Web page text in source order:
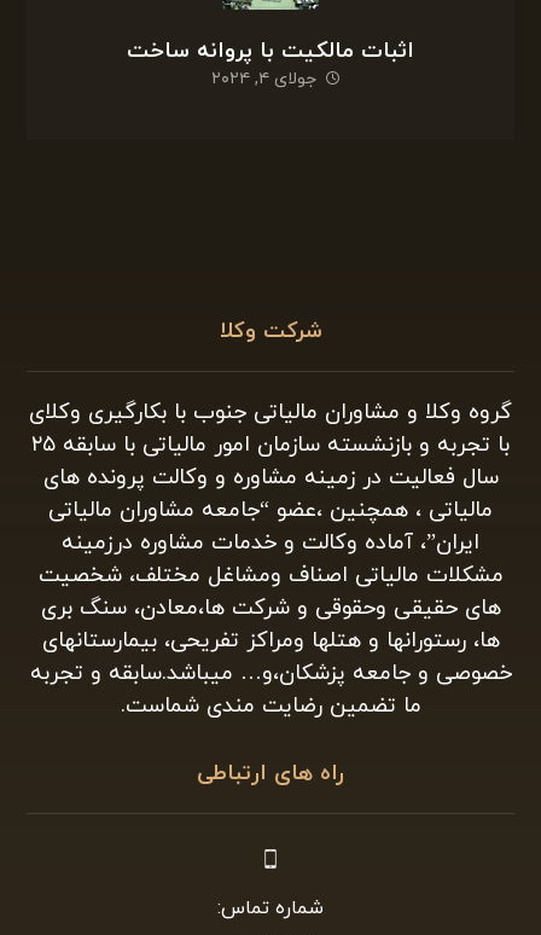
اثبات مالکیت با پروانه ساخت
جولای ۴, ۲۰۲۴
شرکت وکلا
گروه وکلا و مشاوران مالیاتی جنوب با بکارگیری وکلای
با تجربه و بازنشسته سازمان امور مالیاتی با سابقه ۲۵
سال فعالیت در زمینه مشاوره و وکالت پرونده های
مالیاتی ، همچنین ،عضو “جامعه مشاوران مالیاتی
ایران”، آماده وکالت و خدمات مشاوره درزمینه
مشکلات مالیاتی اصناف ومشاغل مختلف، شخصیت
های حقیقی وحقوقی و شرکت ها،معادن، سنگ بری
ها، رستورانها و هتلها ومراکز تفریحی، بیمارستانهای
خصوصی و جامعه پزشکان،و… میباشد.سابقه و تجربه
ما تضمین رضایت مندی شماست.
راه های ارتباطی
شماره تماس: